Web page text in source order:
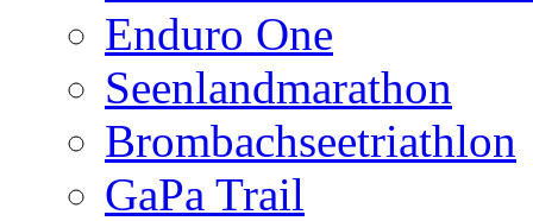
Enduro One
Seenlandmarathon
Brombachseetriathlon
GaPa Trail